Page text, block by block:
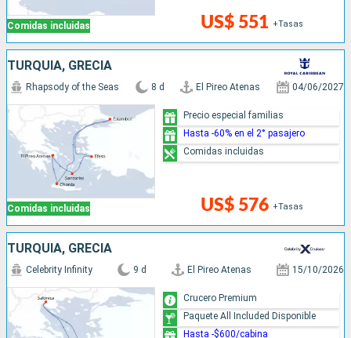
Comidas incluidas US$ 551 +Tasas
TURQUÍA, GRECIA
Comidas incluidas
Rhapsody of the Seas 8 d El Pireo Atenas 04/06/2027
US$ 576 +Tasas
Precio especial familias
Hasta -60% en el 2° pasajero
Comidas incluidas
TURQUÍA, GRECIA
Celebrity Infinity 9 d El Pireo Atenas 15/10/2026
Crucero Premium
Paquete All Included Disponible
Hasta -$600/cabina